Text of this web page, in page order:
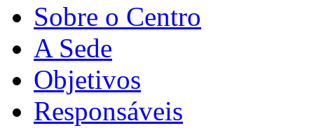
Sobre o Centro
A Sede
Objetivos
Responsáveis